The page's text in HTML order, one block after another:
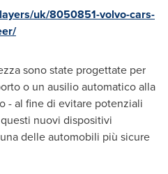
uk/8050851-volvo-cars-
sono state progettate per
o un ausilio automatico alla
- al fine di evitare potenziali
nuovi dispositivi
delle automobili più sicure